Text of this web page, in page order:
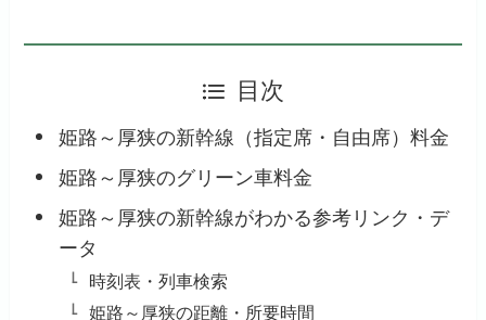
目次
姫路～厚狭の新幹線（指定席・自由席）料金
姫路～厚狭のグリーン車料金
姫路～厚狭の新幹線がわかる参考リンク・デ
ータ
時刻表・列車検索
姫路～厚狭の距離・所要時間